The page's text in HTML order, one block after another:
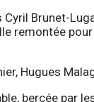
Brunet-
remontée
Hugues
bercée par